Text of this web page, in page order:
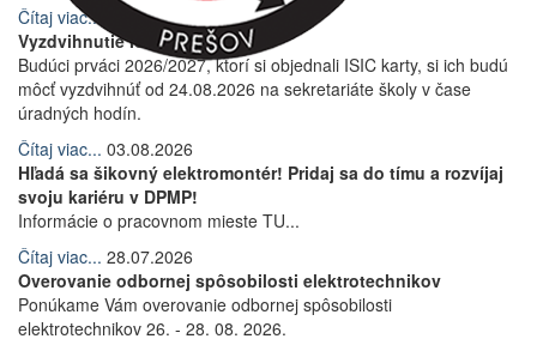
Čítaj viac...
02.07.2026
Vyzdvihnutie ISIC kariet
Budúci prváci 2026/2027, ktorí si objednali ISIC karty, si ich budú
môcť vyzdvihnúť od 24.08.2026 na sekretariáte školy v čase
úradných hodín.
Čítaj viac... 03.08.2026
Hľadá sa šikovný elektromontér! Pridaj sa do tímu a rozvíjaj
svoju kariéru v DPMP!
Informácie o pracovnom mieste TU...
Čítaj viac... 28.07.2026
Overovanie odbornej spôsobilosti elektrotechnikov
Ponúkame Vám overovanie odbornej spôsobilosti
elektrotechnikov 26. - 28. 08. 2026.